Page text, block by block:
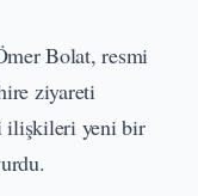
Bolat, resmi
ziyareti
ilişkileri yeni bir